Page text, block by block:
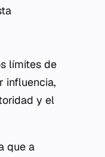
límites de
influencia,
y el
que a